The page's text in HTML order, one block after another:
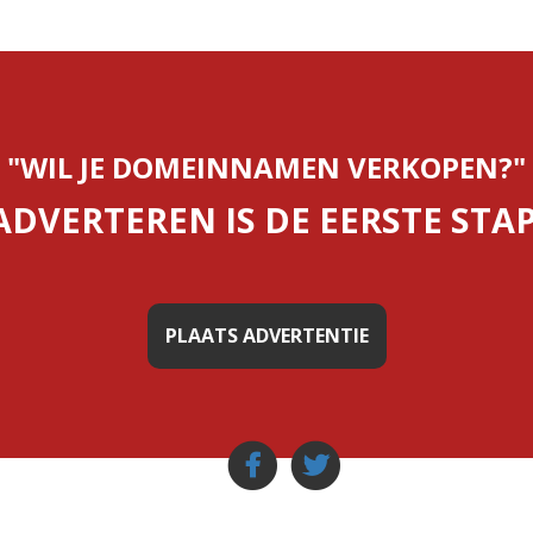
"WIL JE DOMEINNAMEN VERKOPEN?"
IS DE EERSTE
PLAATS ADVERTENTIE